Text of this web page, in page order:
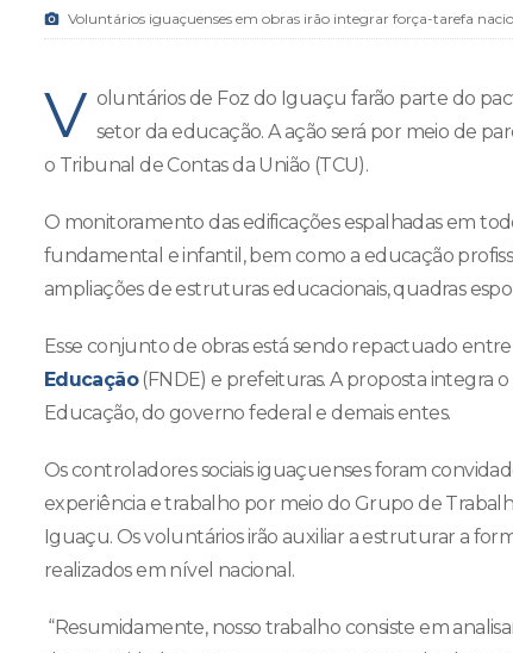
Voluntários iguaçuenses em obras irão integrar força-tarefa
V oluntários de Foz do Iguaçu farão parte do
setor da educação. A ação será por meio de
o Tribunal de Contas da União (TCU).
O monitoramento das edificações espalhadas em
fundamental e infantil, bem como a educação
ampliações de estruturas educacionais, quadras
Esse conjunto de obras está sendo repactuado
Educação(FNDE) e prefeituras. A proposta integra
Educação, do governo federal e demais entes.
Os controladores sociais iguaçuenses foram
experiência e trabalho por meio do Grupo de
Iguaçu. Os voluntários irão auxiliar a estruturar a
realizados em nível nacional.
“Resumidamente, nosso trabalho consiste em